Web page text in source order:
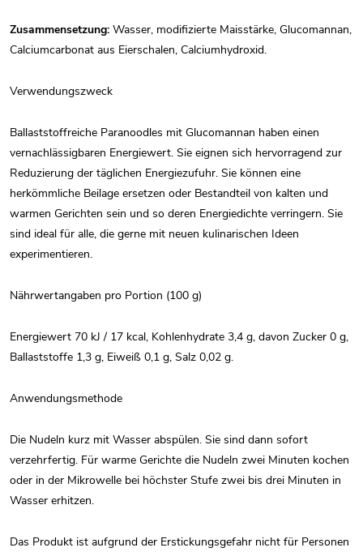
Zusammensetzung: Wasser, modifizierte Maisstärke, Glucomannan,
Calciumcarbonat aus Eierschalen, Calciumhydroxid.
Verwendungszweck
Ballaststoffreiche Paranoodles mit Glucomannan haben einen
vernachlässigbaren Energiewert. Sie eignen sich hervorragend zur
Reduzierung der täglichen Energiezufuhr. Sie können eine
herkömmliche Beilage ersetzen oder Bestandteil von kalten und
warmen Gerichten sein und so deren Energiedichte verringern. Sie
sind ideal für alle, die gerne mit neuen kulinarischen Ideen
experimentieren.
Nährwertangaben pro Portion (100 g)
Energiewert 70 kJ / 17 kcal, Kohlenhydrate 3,4 g, davon Zucker 0 g,
Ballaststoffe 1,3 g, Eiweiß 0,1 g, Salz 0,02 g.
Anwendungsmethode
Die Nudeln kurz mit Wasser abspülen. Sie sind dann sofort
verzehrfertig. Für warme Gerichte die Nudeln zwei Minuten kochen
oder in der Mikrowelle bei höchster Stufe zwei bis drei Minuten in
Wasser erhitzen.
Das Produkt ist aufgrund der Erstickungsgefahr nicht für Personen